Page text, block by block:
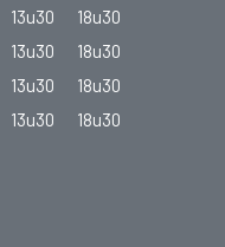
13u30
18u30
13u30
18u30
13u30
18u30
13u30
18u30